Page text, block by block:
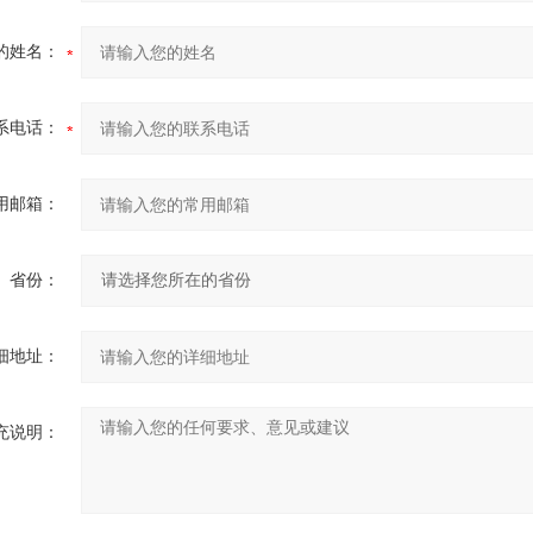
姓名：
电话：
邮箱：
省份：
地址：
说明：